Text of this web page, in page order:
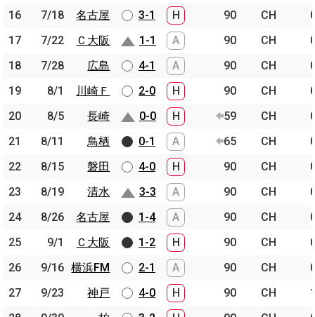
16
7/18 名古屋 3-1 H 90 CH
17
7/22 Ｃ大阪 1-1 A 90 CH
18
7/28 広島 4-1 A 90 CH
19
8/1 川崎Ｆ 2-0 H 90 CH
20
8/5 長崎 0-0 H 59 CH
21
8/11 鳥栖 0-1 A 65 CH
22
8/15 磐田 4-0 H 90 CH
23
8/19 清水 3-3 A 90 CH
24
8/26 名古屋 1-4 A 90 CH
25
9/1 Ｃ大阪 1-2 H 90 CH
26
9/16 横浜FM 2-1 A 90 CH
27
9/23 神戸 4-0 H 90 CH
16
7/18
名古屋
17
7/22
Ｃ大阪
18
7/28
広島
19
8/1
川崎Ｆ
20
8/5
長崎
21
8/11
鳥栖
22
8/15
磐田
23
8/19
清水
24
8/26
名古屋
25
9/1
Ｃ大阪
26
9/16 横浜FM
27
9/23
神戸